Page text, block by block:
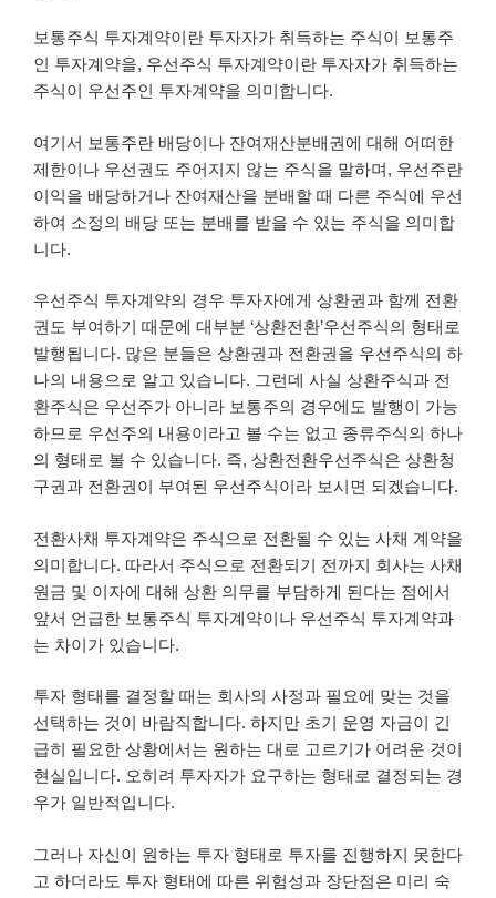
보통주식 투자계약이란 투자자가 취득하는 주식이 보통주
인 투자계약을, 우선주식 투자계약이란 투자자가 취득하는
주식이 우선주인 투자계약을 의미합니다.
여기서 보통주란 배당이나 잔여재산분배권에 대해 어떠한
제한이나 우선권도 주어지지 않는 주식을 말하며, 우선주란
이익을 배당하거나 잔여재산을 분배할 때 다른 주식에 우선
하여 소정의 배당 또는 분배를 받을 수 있는 주식을 의미합
니다.
우선주식 투자계약의 경우 투자자에게 상환권과 함께 전환
권도 부여하기 때문에 대부분 ‘상환전환’우선주식의 형태로
발행됩니다. 많은 분들은 상환권과 전환권을 우선주식의 하
나의 내용으로 알고 있습니다. 그런데 사실 상환주식과 전
환주식은 우선주가 아니라 보통주의 경우에도 발행이 가능
하므로 우선주의 내용이라고 볼 수는 없고 종류주식의 하나
의 형태로 볼 수 있습니다. 즉, 상환전환우선주식은 상환청
구권과 전환권이 부여된 우선주식이라 보시면 되겠습니다.
전환사채 투자계약은 주식으로 전환될 수 있는 사채 계약을
의미합니다. 따라서 주식으로 전환되기 전까지 회사는 사채
원금 및 이자에 대해 상환 의무를 부담하게 된다는 점에서
앞서 언급한 보통주식 투자계약이나 우선주식 투자계약과
는 차이가 있습니다.
투자 형태를 결정할 때는 회사의 사정과 필요에 맞는 것을
선택하는 것이 바람직합니다. 하지만 초기 운영 자금이 긴
급히 필요한 상황에서는 원하는 대로 고르기가 어려운 것이
현실입니다. 오히려 투자자가 요구하는 형태로 결정되는 경
우가 일반적입니다.
그러나 자신이 원하는 투자 형태로 투자를 진행하지 못한다
고 하더라도 투자 형태에 따른 위험성과 장단점은 미리 숙